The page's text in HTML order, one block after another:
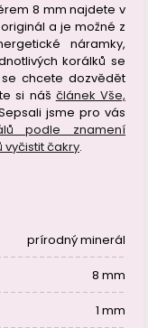
8 mm najdete v
a je možné z
náramky,
korálků se
chcete dozvědět
si náš článek Vše,
jsme pro vás
podle znamení
čakry.
prírodný minerál
8 mm
1 mm